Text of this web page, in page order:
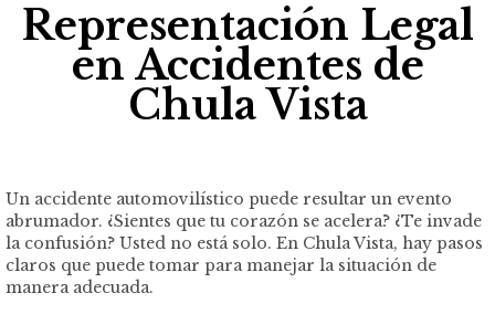
Representación Legal
en Accidentes de
Chula Vista
Un accidente automovilístico puede resultar un evento
abrumador. ¿Sientes que tu corazón se acelera? ¿Te invade
la confusión? Usted no está solo. En Chula Vista, hay pasos
claros que puede tomar para manejar la situación de
manera adecuada.